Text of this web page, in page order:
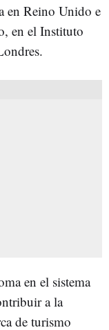
en Reino Unido e
en el Instituto
en el sistema
a la
de turismo